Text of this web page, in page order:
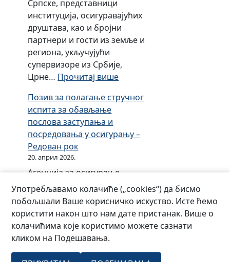
р
е
н
и
х
п
о
у
д
а
д
а
з
а
т
в
о
р
н
и
х
п
о
н
у
о
р
е
н
и
х
о
н
у
д
а
ц
и
ј
е
с
и
с
е
м
о
м
з
в
о
р
е
н
и
с
и
с
т
е
м
о
з
а
т
в
о
н
и
х
п
о
н
Српске, представници
институција, осигуравајућих
друштава, као и бројни
партнери и гости из земље и
региона, укључујући
супервизоре из Србије,
Црне… Прочитај више:
б
е
н
ј
у
б
и
Позив за полагање стручног
испита за обављање
послова заступања и
посредовања у осигурању –
Редован рок
20. април 2026.
Агенција за осигурање
Републике Српске организује
професионалну едукацију
кандидата (16.05.2026) за
полагање стручног испита
за обављање послова
заступања и посредовања у
осигурању и редован
Употребљавамо колачиће („cookies“) да бисмо
побољшали Ваше корисничко искуство. Исте ћемо
користити након што нам дате пристанак. Више о
колачићима које користимо можете сазнати
кликом на Подешавања.